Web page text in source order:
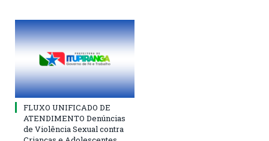
FLUXO UNIFICADO DE
ATENDIMENTO Denúncias
de Violência Sexual contra